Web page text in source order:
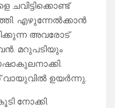
എഴുന്നേൽക്കാൻ
അവരോട്
മറുപടിയും
വായുവിൽ ഉയർന്നു.
നോക്കി.